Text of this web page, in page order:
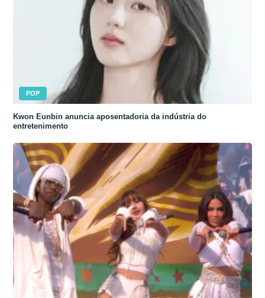
POP
Kwon Eunbin anuncia aposentadoria da indústria do
entretenimento